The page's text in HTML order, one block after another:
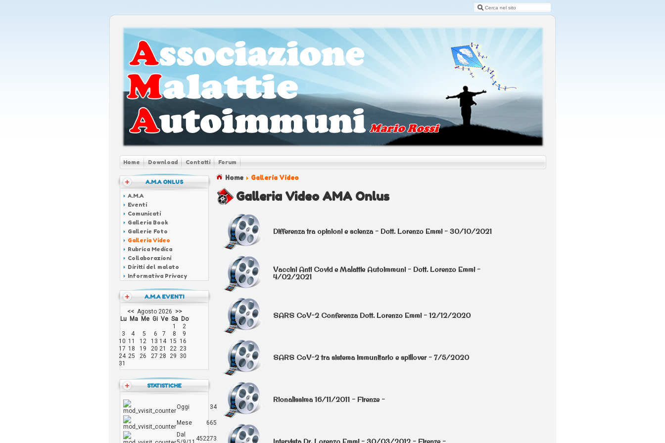
Home Download Contatti Forum
A.M.A ONLUS
A.M.A
Eventi
Comunicati
Galleria Book
Gallerie Foto
Galleria Video
Rubrica Medica
Collaborazioni
Diritti del malato
Informativa Privacy
A.M.A EVENTI
<< Agosto 2026 >>
Lu Ma Me Gi Ve Sa Do
1
2
3
4 5 6 7 8
9
10 11 12 13 14 15 16
17 18 19 20 21 22 23
24 25 26 27 28 29 30
31
STATISTICHE
Oggi 34
Mese
665
Dal
452273
Home Galleria Video
Galleria Video AMA Onlus
Differenza tra opinioni e scienza - Dott. Lorenzo Emmi - 30/10/2021
Vaccini Anti Covid e Malattie Autoimmuni - Dott. Lorenzo Emmi -
4/02/2021
SARS CoV-2 Conferenza Dott. Lorenzo Emmi - 12/12/2020
SARS CoV-2 tra sistema immunitario e spillover - 7/5/2020
Rionalissima 16/11/2011 - Firenze -